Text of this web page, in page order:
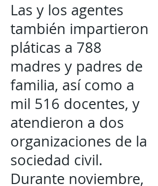
Las y los agentes
también impartieron
pláticas a 788
madres y padres de
familia, así como a
mil 516 docentes, y
atendieron a dos
organizaciones de la
sociedad civil.
Durante noviembre,